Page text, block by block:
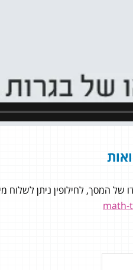
המסך, לחילופין ניתן לשלוח